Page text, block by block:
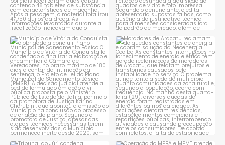
Município de Vitória da
Conquista é obrigado a...
1 0
Moradores de Aracatu
reclamam de quedas
constantes ...
1 0